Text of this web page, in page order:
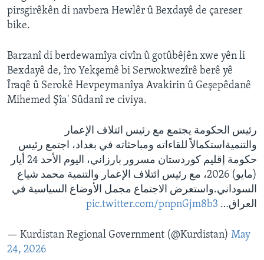
pirsgirêkên di navbera Hewlêr û Bexdayê de çareser
bike.
Barzanî di berdewamîya civîn û gotûbêjên xwe yên li
Bexdayê de, îro Yekşemê bi Serwokwezîrê berê yê
Îraqê û Serokê Hevpeymanîya Avakirin û Geşepêdanê
Mihemed Şîa' Sûdanî re civiya.
رئيس الحكومة يجتمع مع رئيس ائتلاف الإعمار
والتنميةاستكمالاً للقاءاته ومباحثاته في بغداد، اجتمع رئيس
حكومة إقليم كوردستان مسرور بارزاني، اليوم الأحد 24 أيار
(مايو) 2026، مع رئيس ائتلاف الإعمار والتنمية محمد شياع
السوداني.واستعرض الاجتماع مجمل الأوضاع السياسية في
العراق… pic.twitter.com/pnpnGjm8b3
— Kurdistan Regional Government (@Kurdistan) May
24, 2026